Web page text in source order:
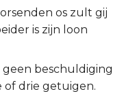
os zult gij
is zijn loon
beschuldiging
of drie getuigen.